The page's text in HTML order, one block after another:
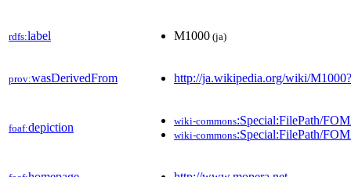
rdfs:label M1000 (ja)
prov:wasDerivedFrom http://ja.wikipedia.org/wiki/
foaf:depiction wiki-commons:Special:FilePath/
wiki-commons:Special:FilePath/